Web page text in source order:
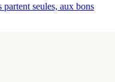
seules, aux bons